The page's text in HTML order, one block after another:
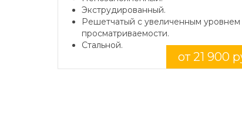
Экструдированный.
Решетчатый с увеличенным уровнем
просматриваемости.
Стальной.
от 21 900